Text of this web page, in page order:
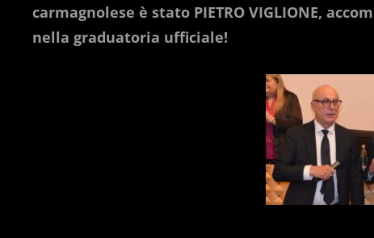
carmagnolese è stato PIETRO VIGLIONE,
nella graduatoria ufficiale!